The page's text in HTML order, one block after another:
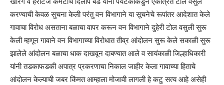
करण्याची केवळ सुचना केली परंतु वन विभागाने या सूचनेचे रूपांतर आदेशात केले
गावाचा विरोध असताना बळाचा वापर करून वन विभागाने दुहेरी टोल वसुली सुरू
केली म्हणून गावाने वन विभागाच्या विरोधात तीव्र आंदोलन सुरू केले सकाळी सुरू
झालेले आंदोलन बळाचा धाक दाखवून दाबण्यात आले व सायंकाळी जिल्हाधिकारी
यांनी तडकाफडकी अपात्र प्रकरणाचा निकाल जाहीर केला गावाच्या हिताचे
आंदोलन केल्याची जबर किंमत आम्हाला मोजावी लागली हे कटु सत्य आहे असेही